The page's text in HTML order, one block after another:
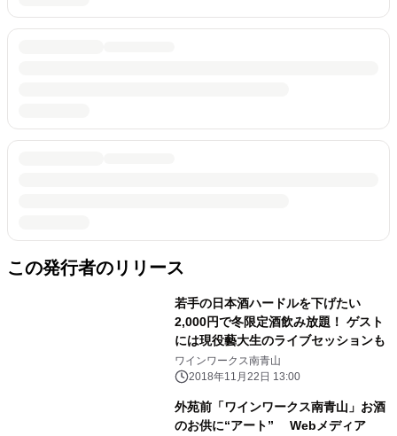
この発行者のリリース
若手の日本酒ハードルを下げたい
2,000円で冬限定酒飲み放題！ ゲスト
には現役藝大生のライブセッションも
ワインワークス南青山
2018年11月22日 13:00
外苑前「ワインワークス南青山」お酒
のお供に“アート” Webメディア